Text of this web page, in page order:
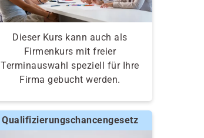
Dieser Kurs kann auch als
Firmenkurs mit freier
Terminauswahl speziell für Ihre
Firma gebucht werden.
Qualifizierungschancengesetz